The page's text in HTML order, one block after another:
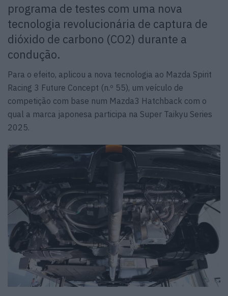
programa de testes com uma nova
tecnologia revolucionária de captura de
dióxido de carbono (CO2) durante a
condução.
Para o efeito, aplicou a nova tecnologia ao Mazda Spirit
Racing 3 Future Concept (n.º 55), um veículo de
competição com base num Mazda3 Hatchback com o
qual a marca japonesa participa na Super Taikyu Series
2025.